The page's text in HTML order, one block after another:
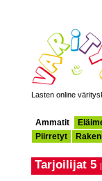
Lasten online
Ammatit
Piirretyt
Tarjoilijat 5